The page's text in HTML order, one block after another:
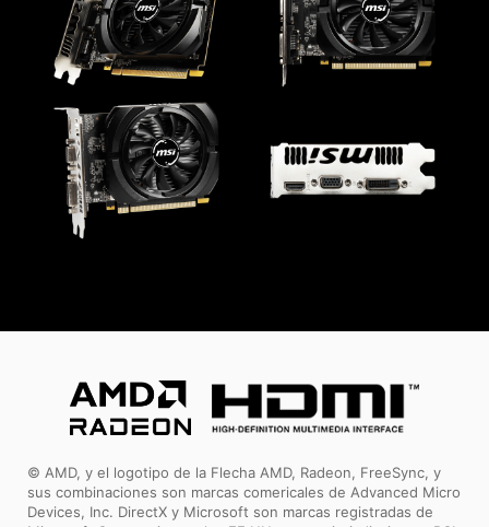
© AMD, y el logotipo de la Flecha AMD, Radeon, FreeSync, y
sus combinaciones son marcas comericales de Advanced Micro
Devices, Inc. DirectX y Microsoft son marcas registradas de